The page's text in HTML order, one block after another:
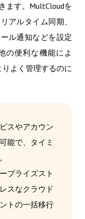
ます。MultCloudを
アルタイム同期、
ル通知などを設定
の便利な機能によ
よく管理するのに
スやアカウン
能で、タイミ
プライズスト
スなクラウド
トの一括移行